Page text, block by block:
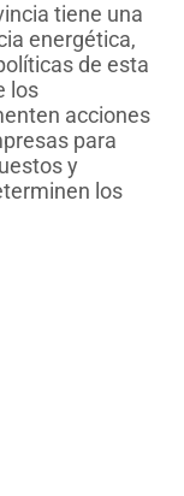
tiene una
energética,
de esta
los
acciones
para
y
los